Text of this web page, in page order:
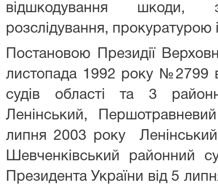
відшкодування шкоди,
розслідування, прокуратурою
Постановою Президії
листопада 1992 року №2799
судів області та 3
Ленінський,
липня 2003 року
Шевченківський районний
Президента України від 5